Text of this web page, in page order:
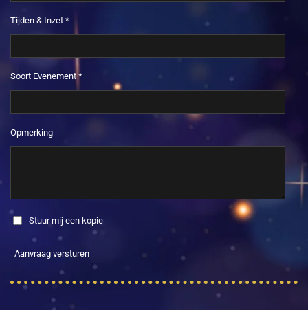
Tijden & Inzet *
Soort Evenement *
Opmerking
Stuur mij een kopie
Aanvraag versturen